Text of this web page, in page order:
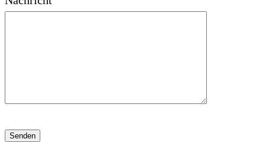
e